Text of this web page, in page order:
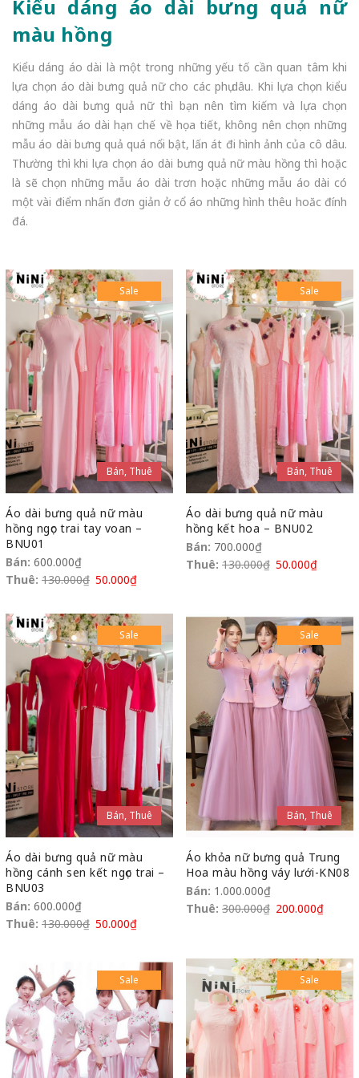
Kiểu dáng áo dài bưng quả nữ
màu hồng
Kiểu dáng áo dài là một trong những yếu tố cần quan tâm khi
lựa chọn áo dài bưng quả nữ cho các phụ dâu. Khi lựa chọn kiểu
dáng áo dài bưng quả nữ thì bạn nên tìm kiếm và lựa chọn
những mẫu áo dài hạn chế về họa tiết, không nên chọn những
mẫu áo dài bưng quả quá nổi bật, lấn át đi hình ảnh của cô dâu.
Thường thì khi lựa chọn áo dài bưng quả nữ màu hồng thì hoặc
là sẽ chọn những mẫu áo dài trơn hoặc những mẫu áo dài có
một vài điểm nhấn đơn giản ở cổ áo những hình thêu hoăc đính
đá.
Bán, Thuê
Sale
Áo dài bưng quả nữ màu
hồng ngọc trai tay voan –
BNU01
Bán: 600.000₫
Thuê: 130.000₫ 50.000₫
Bán, Thuê
Sale
Áo dài bưng quả nữ màu
hồng kết hoa – BNU02
Bán: 700.000₫
Thuê: 130.000₫ 50.000₫
Bán, Thuê
Sale
Áo dài bưng quả nữ màu
hồng cánh sen kết ngọc trai –
BNU03
Bán: 600.000₫
Thuê: 130.000₫ 50.000₫
Bán, Thuê
Sale
Áo khỏa nữ bưng quả Trung
Hoa màu hồng váy lưới-KN08
Bán: 1.000.000₫
Thuê: 300.000₫ 200.000₫
Sale Sale